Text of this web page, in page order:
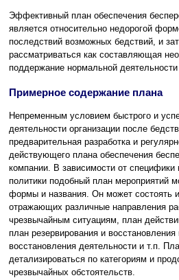
Эффективный план обеспечения
является относительно недорогой
последствий возможных бедствий, и
рассматриваться как составляющая
поддержание нормальной деятельности
Примерное содержание плана
Непременным условием быстрого и
деятельности организации после
предварительная разработка и
действующего плана обеспечения
компании. В зависимости от специфики
политики подобный план мероприятий
формы и названия. Он может состоять
отражающих различные направления
чрезвычайным ситуациям, план
план резервирования и
восстановления деятельности и т.п.
детализироваться по категориям и
чрезвычайных обстоятельств.